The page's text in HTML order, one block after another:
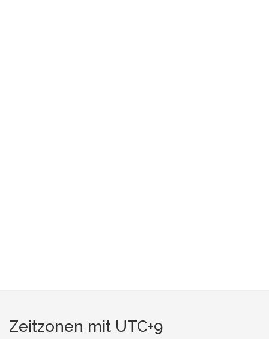
Zeitzonen mit UTC+9